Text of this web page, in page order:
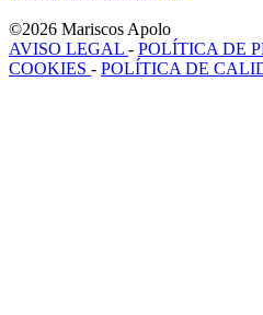
©2026 Mariscos Apolo
AVISO LEGAL - POLÍTICA DE
COOKIES - POLÍTICA DE